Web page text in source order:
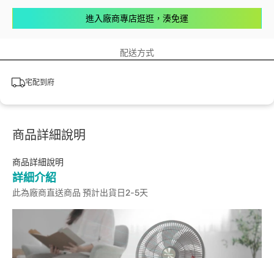
進入廠商專店逛逛，湊免運
配送方式
宅配到府
商品詳細說明
商品詳細說明
詳細介紹
此為廠商直送商品 預計出貨日2-5天